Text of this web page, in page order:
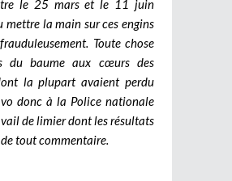
le 25 mars et le 11 juin
mettre la main sur ces engins
Toute chose
du baume aux cœurs des
la plupart avaient perdu
donc à la Police nationale
de limier dont les résultats
tout commentaire.